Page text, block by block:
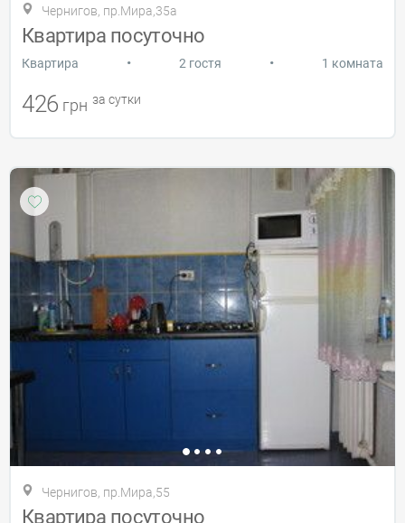
Чернигов, пр.Мира,35а
Квартира посуточно
Квартира • 2 гостя • 1 комната
426 грн за сутки
Чернигов, пр.Мира,55
Квартира посуточно